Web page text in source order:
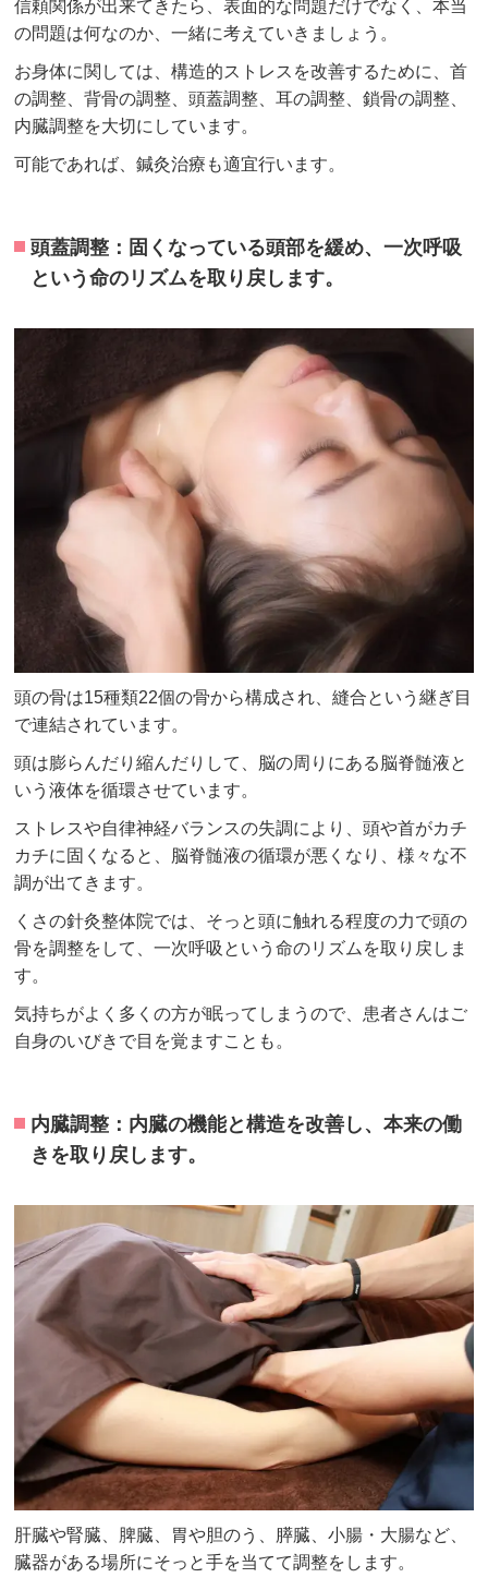
信頼関係が出来てきたら、表面的な問題だけでなく、本当
の問題は何なのか、一緒に考えていきましょう。
お身体に関しては、構造的ストレスを改善するために、首
の調整、背骨の調整、頭蓋調整、耳の調整、鎖骨の調整、
内臓調整を大切にしています。
可能であれば、鍼灸治療も適宜行います。
頭蓋調整：固くなっている頭部を緩め、一次呼吸
という命のリズムを取り戻します。
頭の骨は15種類22個の骨から構成され、縫合という継ぎ目
で連結されています。
頭は膨らんだり縮んだりして、脳の周りにある脳脊髄液と
いう液体を循環させています。
ストレスや自律神経バランスの失調により、頭や首がカチ
カチに固くなると、脳脊髄液の循環が悪くなり、様々な不
調が出てきます。
くさの針灸整体院では、そっと頭に触れる程度の力で頭の
骨を調整をして、一次呼吸という命のリズムを取り戻しま
す。
気持ちがよく多くの方が眠ってしまうので、患者さんはご
自身のいびきで目を覚ますことも。
内臓調整：内臓の機能と構造を改善し、本来の働
きを取り戻します。
肝臓や腎臓、脾臓、胃や胆のう、膵臓、小腸・大腸など、
臓器がある場所にそっと手を当てて調整をします。